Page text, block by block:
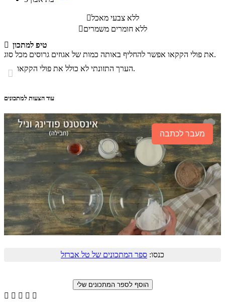
ללא צבעי מאכל
ללא חומרים משמרים
 טיפ למתכון
את פולי הקקאו אפשר להחליף באותה כמות של אגוזים גרוסים מכל סוג.
 הערך התזונתי לא כולל את פולי הקקאו.
עוד הצעות למתכונים
מעבר לכתבה
כנסו: ספר המתכונים של טל אברזל
    